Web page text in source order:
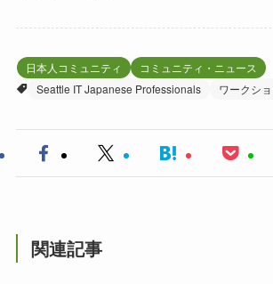
日本人コミュニティ
コミュニティ・ニュース
Seattle IT Japanese Professionals
ワークシ
関連記事